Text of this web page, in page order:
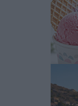
Τα
Ειδήσεις
Δύο νέοι